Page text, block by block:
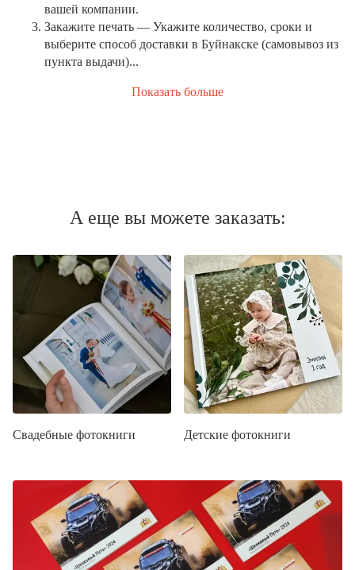
вашей компании.
Закажите печать — Укажите количество, сроки и
выберите способ доставки в Буйнакске (самовывоз из
пункта выдачи)...
Показать больше
А еще вы можете заказать:
Свадебные фотокниги Детские фотокниги